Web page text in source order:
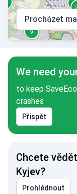
Procházet
We need
to keep
crashes
Přispět
Chcete
Kyjev?
Prohlédnout